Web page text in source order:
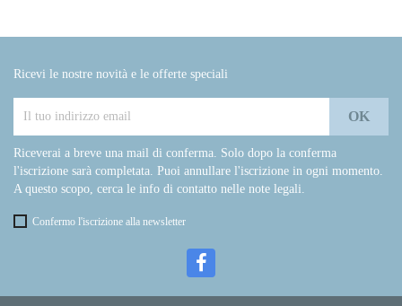
Ricevi le nostre novità e le offerte speciali
Riceverai a breve una mail di conferma. Solo dopo la conferma
l'iscrizione sarà completata. Puoi annullare l'iscrizione in ogni momento.
A questo scopo, cerca le info di contatto nelle note legali.
Confermo l'iscrizione alla newsletter